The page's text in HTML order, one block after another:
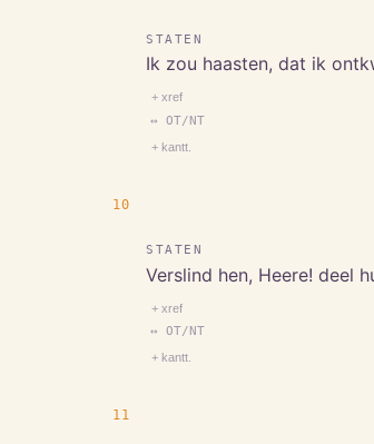
STATEN
Ik zou haasten, dat ik
+ xref
↔ OT/NT
+ kantt.
10
STATEN
Verslind hen, Heere! deel
+ xref
↔ OT/NT
+ kantt.
11